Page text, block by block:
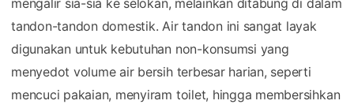
tandon-tandon domestik. Air tandon ini sangat layak
digunakan untuk kebutuhan non-konsumsi yang
menyedot volume air bersih terbesar harian, seperti
mencuci pakaian, menyiram toilet, hingga membersihkan